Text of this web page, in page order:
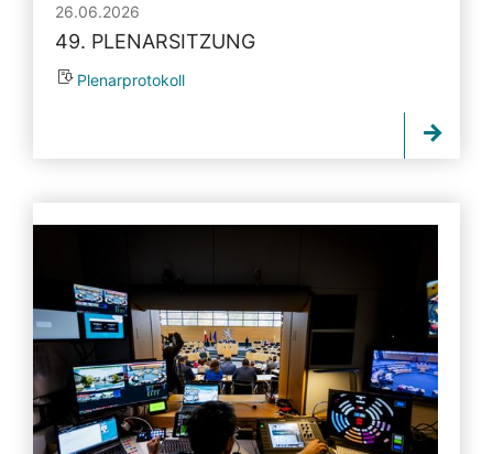
26.06.2026
49. PLENARSITZUNG
Plenarprotokoll